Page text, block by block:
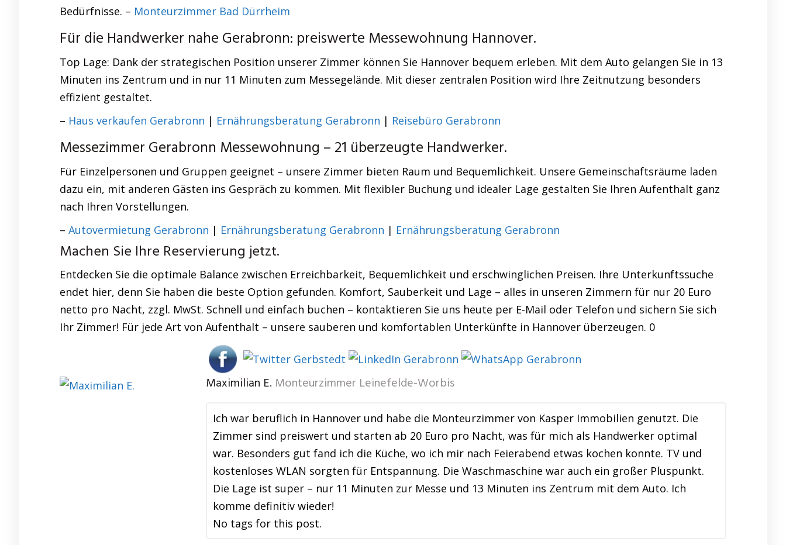
Bedürfnisse. – Monteurzimmer Bad Dürrheim
Für die Handwerker nahe Gerabronn: preiswerte Messewohnung Hannover.
Top Lage: Dank der strategischen Position unserer Zimmer können Sie Hannover bequem erleben. Mit dem Auto gelangen Sie in 13
Minuten ins Zentrum und in nur 11 Minuten zum Messegelände. Mit dieser zentralen Position wird Ihre Zeitnutzung besonders
effizient gestaltet.
– Haus verkaufen Gerabronn | Ernährungsberatung Gerabronn | Reisebüro Gerabronn
Messezimmer Gerabronn Messewohnung – 21 überzeugte Handwerker.
Für Einzelpersonen und Gruppen geeignet – unsere Zimmer bieten Raum und Bequemlichkeit. Unsere Gemeinschaftsräume laden
dazu ein, mit anderen Gästen ins Gespräch zu kommen. Mit flexibler Buchung und idealer Lage gestalten Sie Ihren Aufenthalt ganz
nach Ihren Vorstellungen.
– Autovermietung Gerabronn | Ernährungsberatung Gerabronn | Ernährungsberatung Gerabronn
Machen Sie Ihre Reservierung jetzt.
Entdecken Sie die optimale Balance zwischen Erreichbarkeit, Bequemlichkeit und erschwinglichen Preisen. Ihre Unterkunftssuche
endet hier, denn Sie haben die beste Option gefunden. Komfort, Sauberkeit und Lage – alles in unseren Zimmern für nur 20 Euro
netto pro Nacht, zzgl. MwSt. Schnell und einfach buchen – kontaktieren Sie uns heute per E-Mail oder Telefon und sichern Sie sich
Ihr Zimmer! Für jede Art von Aufenthalt – unsere sauberen und komfortablen Unterkünfte in Hannover überzeugen. 0
Maximilian E. Monteurzimmer Leinefelde-Worbis
Ich war beruflich in Hannover und habe die Monteurzimmer von Kasper Immobilien genutzt. Die
Zimmer sind preiswert und starten ab 20 Euro pro Nacht, was für mich als Handwerker optimal
war. Besonders gut fand ich die Küche, wo ich mir nach Feierabend etwas kochen konnte. TV und
kostenloses WLAN sorgten für Entspannung. Die Waschmaschine war auch ein großer Pluspunkt.
Die Lage ist super – nur 11 Minuten zur Messe und 13 Minuten ins Zentrum mit dem Auto. Ich
komme definitiv wieder!
No tags for this post.